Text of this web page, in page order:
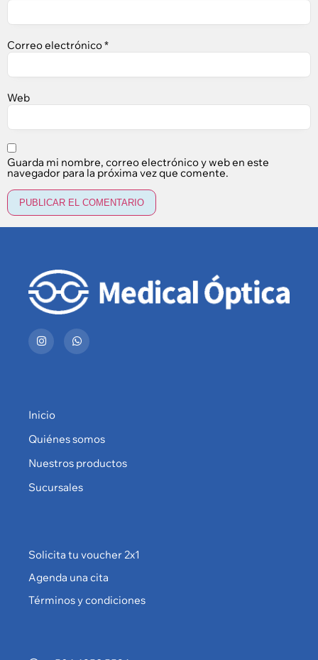
Correo electrónico*
Web
Guarda mi nombre, correo electrónico y web en este
navegador para la próxima vez que comente.
Inicio
Quiénes somos
Nuestros productos
Sucursales
Solicita tu voucher 2x1
Agenda una cita
Términos y condiciones